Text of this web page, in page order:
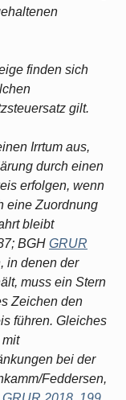
finden sich
gilt.
Irrtum aus,
durch einen
erfolgen, wenn
eine Zuordnung
bleibt
BGH GRUR
in denen der
muss ein Stern
Zeichen den
führen. Gleiches
bei der
Feddersen,